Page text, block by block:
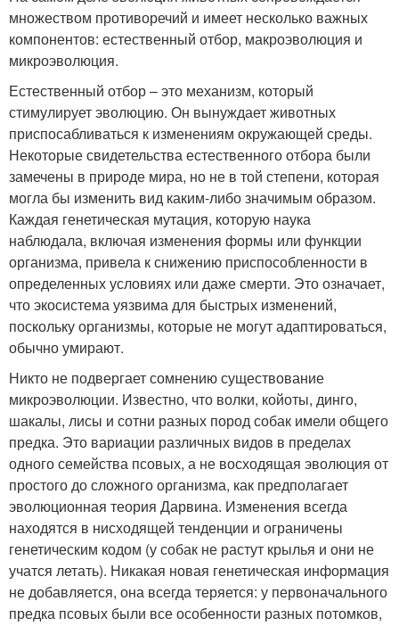
множеством противоречий и имеет несколько важных
компонентов: естественный отбор, макроэволюция и
микроэволюция.
Естественный отбор – это механизм, который
стимулирует эволюцию. Он вынуждает животных
приспосабливаться к изменениям окружающей среды.
Некоторые свидетельства естественного отбора были
замечены в природе мира, но не в той степени, которая
могла бы изменить вид каким-либо значимым образом.
Каждая генетическая мутация, которую наука
наблюдала, включая изменения формы или функции
организма, привела к снижению приспособленности в
определенных условиях или даже смерти. Это означает,
что экосистема уязвима для быстрых изменений,
поскольку организмы, которые не могут адаптироваться,
обычно умирают.
Никто не подвергает сомнению существование
микроэволюции. Известно, что волки, койоты, динго,
шакалы, лисы и сотни разных пород собак имели общего
предка. Это вариации различных видов в пределах
одного семейства псовых, а не восходящая эволюция от
простого до сложного организма, как предполагает
эволюционная теория Дарвина. Изменения всегда
находятся в нисходящей тенденции и ограничены
генетическим кодом (у собак не растут крылья и они не
учатся летать). Никакая новая генетическая информация
не добавляется, она всегда теряется: у первоначального
предка псовых были все особенности разных потомков,